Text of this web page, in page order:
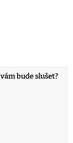
bude slušet?